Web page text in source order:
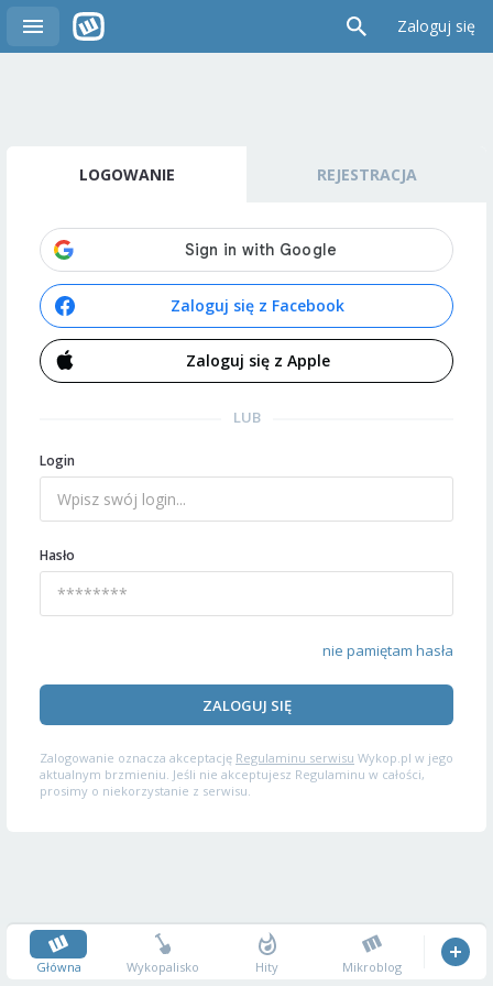
Zaloguj się
LOGOWANIE REJESTRACJA
Zaloguj się z Facebook
Zaloguj się z Apple
LUB
Login
Hasło
nie pamiętam hasła
ZALOGUJ SIĘ
Zalogowanie oznacza akceptację Regulaminu serwisu Wykop.pl w jego
aktualnym brzmieniu. Jeśli nie akceptujesz Regulaminu w całości,
prosimy o niekorzystanie z serwisu.
Główna Wykopalisko Hity Mikroblog